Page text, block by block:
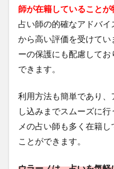
師が在籍していることが
占い師の的確なアドバ
から高い評価を受けて
ーの保護にも配慮して
できます。
利用方法も簡単であり
し込みまでスムーズに
メの占い師も多く在籍
ことができます。